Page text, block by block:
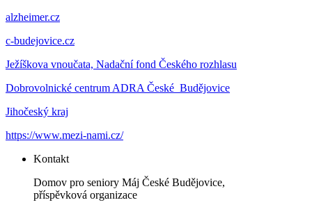
alzheimer.cz
c-budejovice.cz
Ježíškova vnoučata, Nadační fond Českého rozhlasu
Dobrovolnické centrum ADRA České Budějovice
Jihočeský kraj
https://www.mezi-nami.cz/
Kontakt
Domov pro seniory Máj České Budějovice,
příspěvková organizace